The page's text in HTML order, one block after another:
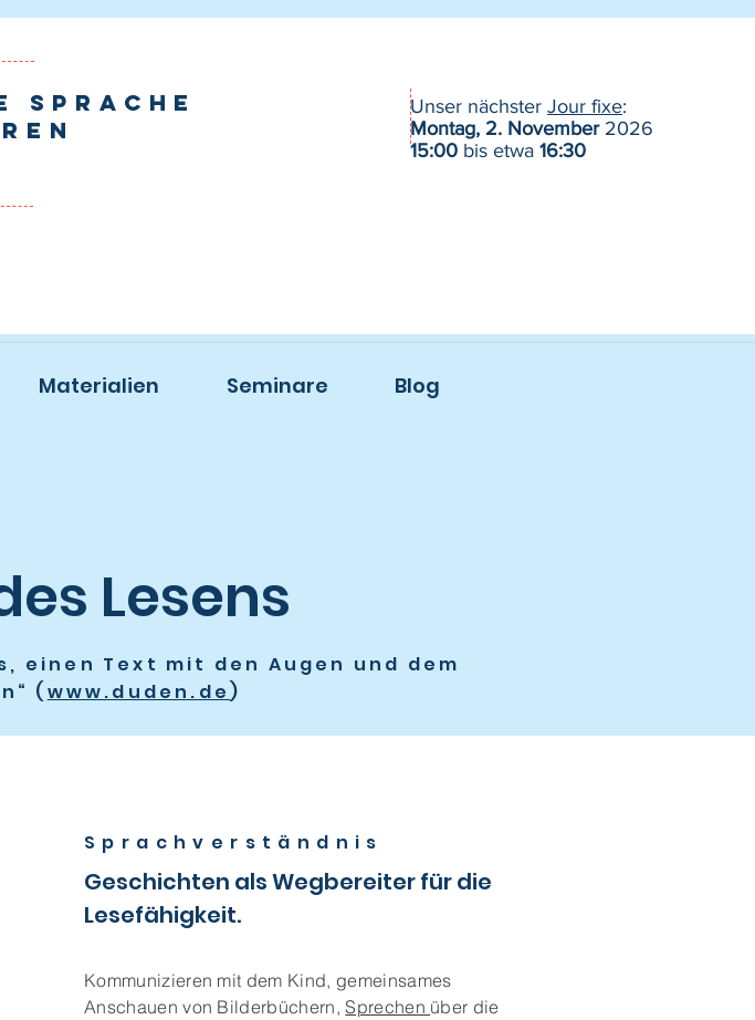
sprache
Unser nächsterJour fixe:
Montag, 2. November2026
15:00 bis etwa16:30
Materialien Seminare Blog
Lesens
einen Text mit den Augen und dem
( www.duden.de )
Sprachverständnis
Geschichten als Wegbereiter für die
Lesefähigkeit.
Kommunizieren mit dem Kind, gemeinsames
Anschauen von Bilderbüchern,Sprechen über die